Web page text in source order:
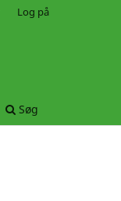
Søg
Log på